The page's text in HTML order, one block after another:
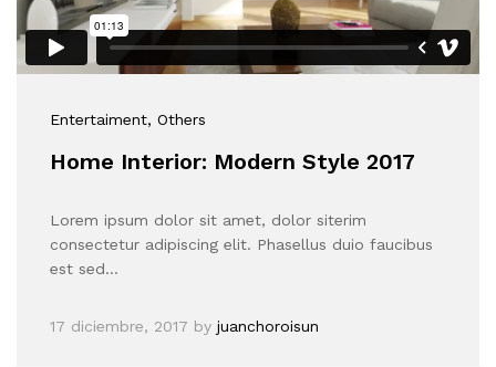
Entertaiment, Others
Home Interior: Modern Style 2017
Lorem ipsum dolor sit amet, dolor siterim
consectetur adipiscing elit. Phasellus duio faucibus
est sed…
17 diciembre, 2017 by juanchoroisun